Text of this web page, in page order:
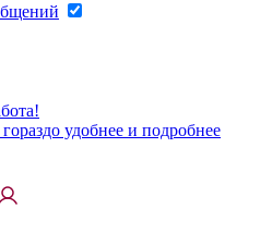
удобнее и подробнее